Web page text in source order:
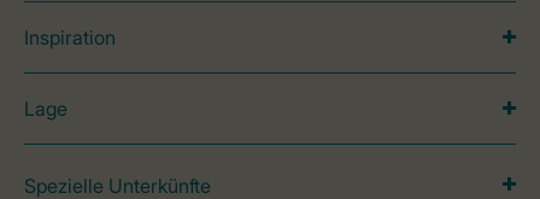
Inspiration
Lage
Spezielle Unterkünfte